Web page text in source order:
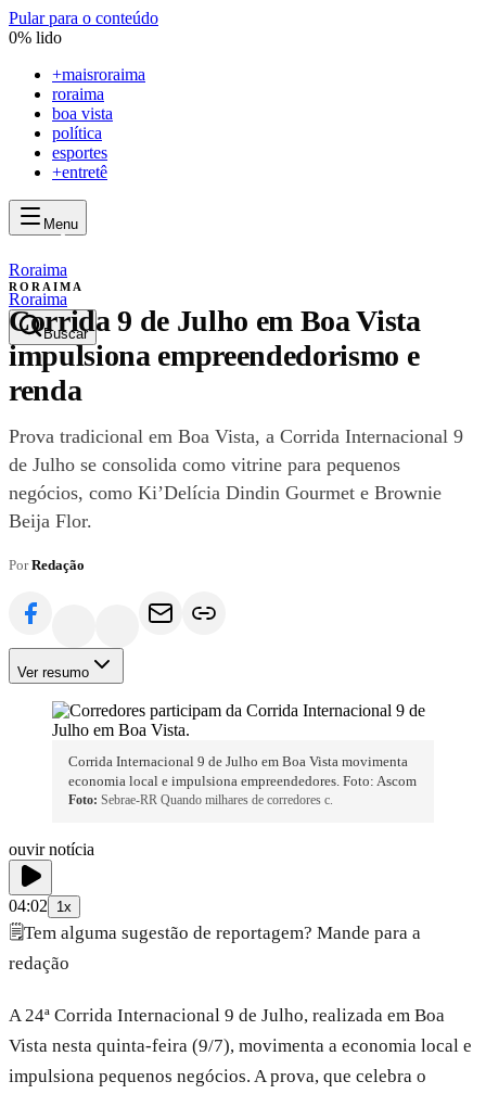
Pular para o conteúdo
0% lido
+maisroraima
roraima
boa vista
política
esportes
+entretê
Menu
maisroraima
mais
Roraima
Buscar
Roraima
RORAIMA
Corrida 9 de Julho em Boa Vista
impulsiona empreendedorismo e
renda
Prova tradicional em Boa Vista, a Corrida Internacional 9
de Julho se consolida como vitrine para pequenos
negócios, como Ki’Delícia Dindin Gourmet e Brownie
Beija Flor.
PorRedação
Ver resumo
Corrida Internacional 9 de Julho em Boa Vista movimenta
economia local e impulsiona empreendedores. Foto: Ascom
Foto: Sebrae-RR Quando milhares de corredores c.
ouvir notícia
04:02 1x
🗒️Tem alguma sugestão de reportagem? Mande para a
redação
A 24ª Corrida Internacional 9 de Julho, realizada em Boa
Vista nesta quinta-feira (9/7), movimenta a economia local e
impulsiona pequenos negócios. A prova, que celebra o